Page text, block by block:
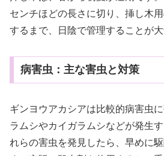
センチほどの長さに切り、挿し木
するまで、日陰で管理することが大
病害虫：主な害虫と対策
ギンヨウアカシアは比較的病害虫
ラムシやカイガラムシなどが発生
れらの害虫を発見したら、早めに